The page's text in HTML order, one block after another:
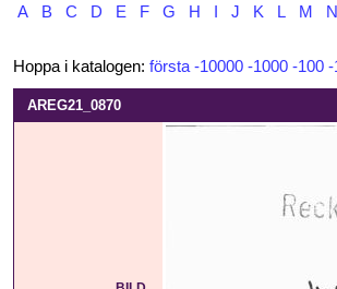
A B C D E F G H J K L M N
Hoppa i katalogen: första -10000 -1000 -100 -
AREG21_0870